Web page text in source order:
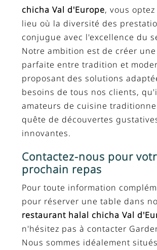
chicha Val d'Europe, vous
lieu où la diversité des
conjugue avec l'excellence du
Notre ambition est de créer
parfaite entre tradition et
proposant des solutions
besoins de tous nos clients,
amateurs de cuisine
quête de découvertes
innovantes.
Contactez-nous pour
prochain repas
Pour toute information
pour réserver une table dans
restaurant halal chicha Val
n'hésitez pas à contacter
Nous sommes idéalement